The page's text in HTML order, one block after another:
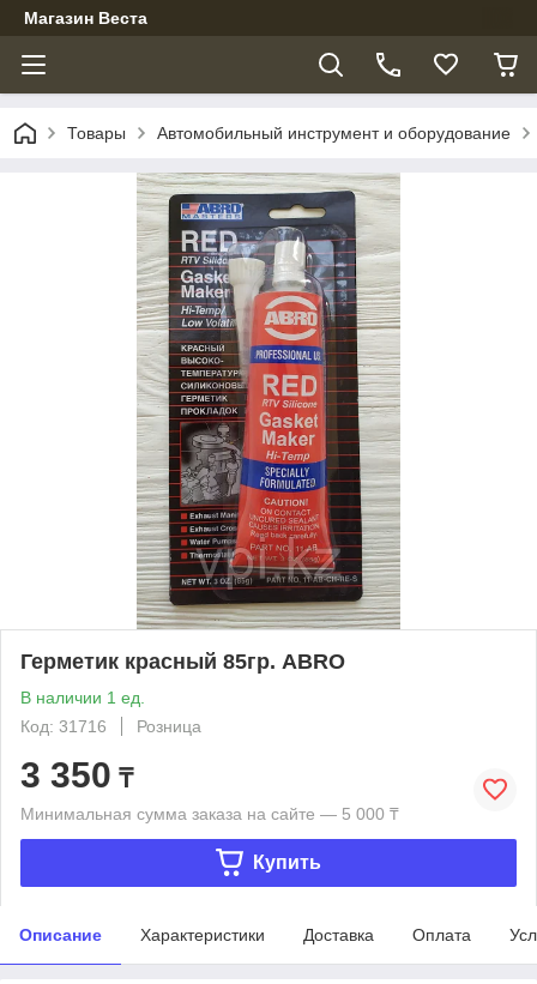
Магазин Веста
Товары Автомобильный инструмент и оборудование
Герметик красный 85гр. АВRO
В наличии 1 ед.
Код: 31716
Розница
3 350 ₸
Минимальная сумма заказа на сайте — 5 000 ₸
Купить
Описание Характеристики Доставка Оплата